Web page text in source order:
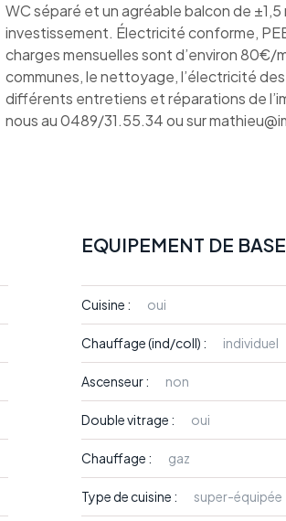
WC séparé et un agréable balcon de
investissement. Électricité conforme,
charges mensuelles sont d’environ
communes, le nettoyage, l’électricité
différents entretiens et réparations de
nous au 0489/31.55.34 ou sur
EQUIPEMENT DE BASE
Cuisine : oui
Chauffage (ind/coll) : individuel
Ascenseur : non
Double vitrage : oui
Chauffage : gaz
Type de cuisine : super-équipée